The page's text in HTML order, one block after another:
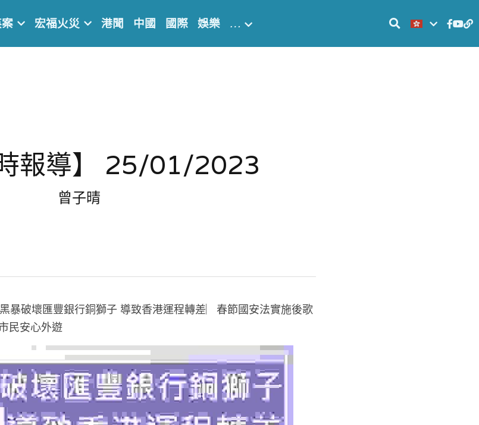
宏福火災 港聞 中國 國際 娛樂 …
時報導】 25/01/2023
曾子晴
暴破壞匯豐銀行銅獅子 導致香港運程轉差︳春節國安法實施後歌
民安心外遊